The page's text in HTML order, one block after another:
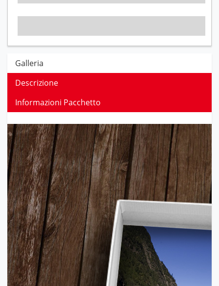
Galleria
Descrizione
Informazioni Pacchetto